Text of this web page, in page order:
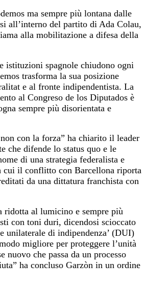
ma sempre più lontana dalle
all’interno del partito di Ada Colau,
alla mobilitazione a difesa della
istituzioni spagnole chiudono ogni
trasforma la sua posizione
e al fronte indipendentista. La
al Congreso de los Diputados è
sempre più disorientata e
con la forza” ha chiarito il leader
che difende lo status quo e le
di una strategia federalista e
cui il conflitto con Barcellona riporta
da una dittatura franchista con
ridotta al lumicino e sempre più
con toni duri, dicendosi scioccato
unilaterale di indipendenza’ (DUI)
migliore per proteggere l’unità
nuovo che passa da un processo
ha concluso Garzòn in un ordine